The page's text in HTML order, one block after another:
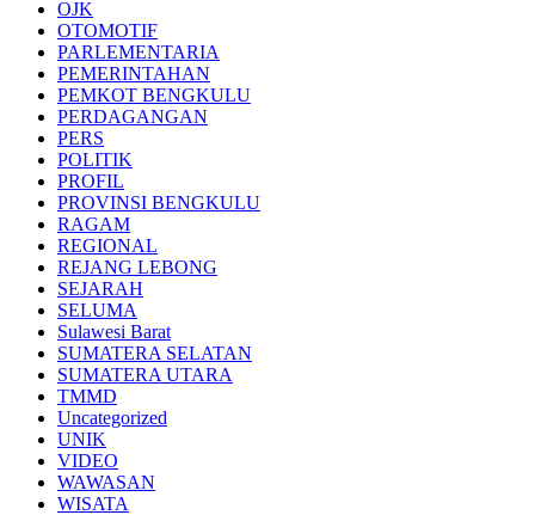
OJK
OTOMOTIF
PARLEMENTARIA
PEMERINTAHAN
PEMKOT BENGKULU
PERDAGANGAN
PERS
POLITIK
PROFIL
PROVINSI BENGKULU
RAGAM
REGIONAL
REJANG LEBONG
SEJARAH
SELUMA
Sulawesi Barat
SUMATERA SELATAN
SUMATERA UTARA
TMMD
Uncategorized
UNIK
VIDEO
WAWASAN
WISATA